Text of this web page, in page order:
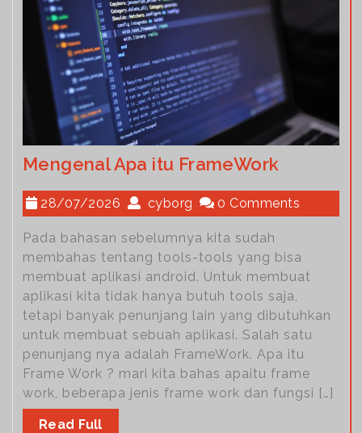
Mengenal Apa itu FrameWork
28/07/2026 cyborg 0 Comments
Pada bahasan sebelumnya kita sudah
membahas tentang tools-tools yang bisa
membuat aplikasi android. Untuk membuat
aplikasi kita tidak hanya butuh tools saja,
tetapi banyak penunjang lain yang dibutuhkan
untuk membuat sebuah aplikasi. Salah satu
penunjang nya adalah FrameWork. Apa itu
Frame Work ? mari kita bahas apaitu frame
work, beberapa jenis frame work dan fungsi […]
Read Full